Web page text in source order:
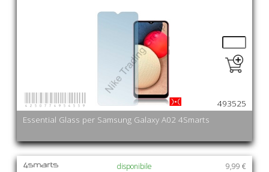
Essential Glass per Samsung Galaxy A02 4Smarts
493525
9,99 €
disponibile